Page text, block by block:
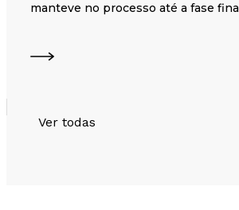
manteve no processo até a fase final
Ver todas